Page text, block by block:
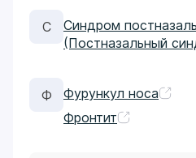
С
Синдром
(Постназальный
Ф
Фурункул носа
Фронтит